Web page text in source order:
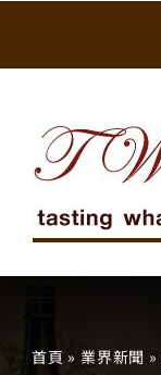
首頁 » 業界新聞 »